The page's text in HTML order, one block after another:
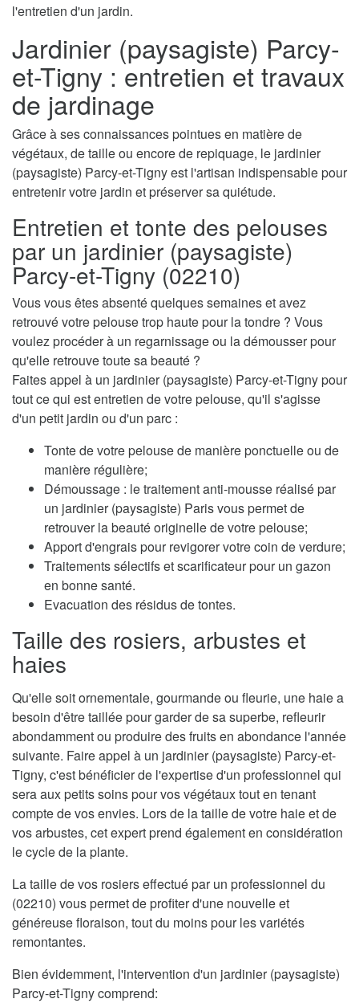
l'entretien d'un jardin.
Jardinier (paysagiste) Parcy-
et-Tigny : entretien et travaux
de jardinage
Grâce à ses connaissances pointues en matière de
végétaux, de taille ou encore de repiquage, le jardinier
(paysagiste) Parcy-et-Tigny est l'artisan indispensable pour
entretenir votre jardin et préserver sa quiétude.
Entretien et tonte des pelouses
par un jardinier (paysagiste)
Parcy-et-Tigny (02210)
Vous vous êtes absenté quelques semaines et avez
retrouvé votre pelouse trop haute pour la tondre ? Vous
voulez procéder à un regarnissage ou la démousser pour
qu'elle retrouve toute sa beauté ?
Faites appel à un jardinier (paysagiste) Parcy-et-Tigny pour
tout ce qui est entretien de votre pelouse, qu'il s'agisse
d'un petit jardin ou d'un parc :
Tonte de votre pelouse de manière ponctuelle ou de
manière régulière;
Démoussage : le traitement anti-mousse réalisé par
un jardinier (paysagiste) Paris vous permet de
retrouver la beauté originelle de votre pelouse;
Apport d'engrais pour revigorer votre coin de verdure;
Traitements sélectifs et scarificateur pour un gazon
en bonne santé.
Evacuation des résidus de tontes.
Taille des rosiers, arbustes et
haies
Qu'elle soit ornementale, gourmande ou fleurie, une haie a
besoin d'être taillée pour garder de sa superbe, refleurir
abondamment ou produire des fruits en abondance l'année
suivante. Faire appel à un jardinier (paysagiste) Parcy-et-
Tigny, c'est bénéficier de l'expertise d'un professionnel qui
sera aux petits soins pour vos végétaux tout en tenant
compte de vos envies. Lors de la taille de votre haie et de
vos arbustes, cet expert prend également en considération
le cycle de la plante.
La taille de vos rosiers effectué par un professionnel du
(02210) vous permet de profiter d'une nouvelle et
généreuse floraison, tout du moins pour les variétés
remontantes.
Bien évidemment, l'intervention d'un jardinier (paysagiste)
Parcy-et-Tigny comprend: